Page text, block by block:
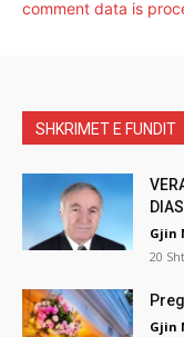
comment data is
SHKRIMET E FUNDIT
Gjin
20
Gjin